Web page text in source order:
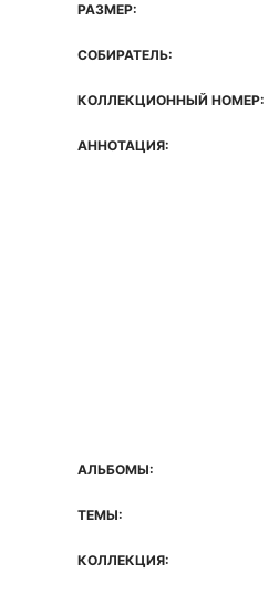
РАЗМЕР:
СОБИРАТЕЛЬ:
КОЛЛЕКЦИОННЫЙ НОМЕР:
АННОТАЦИЯ:
АЛЬБОМЫ:
ТЕМЫ:
КОЛЛЕКЦИЯ: